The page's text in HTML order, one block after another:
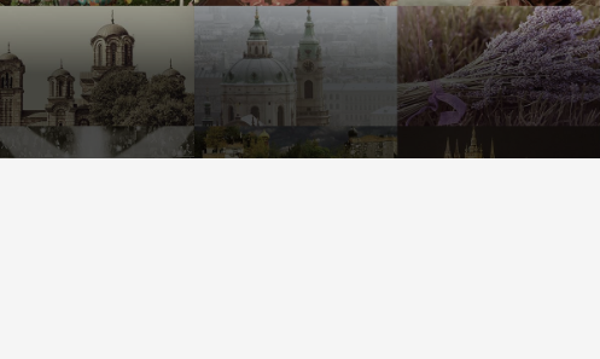
Jednodňové zájazdy
Poznávacie zájazdy
Rodinné zájazdy